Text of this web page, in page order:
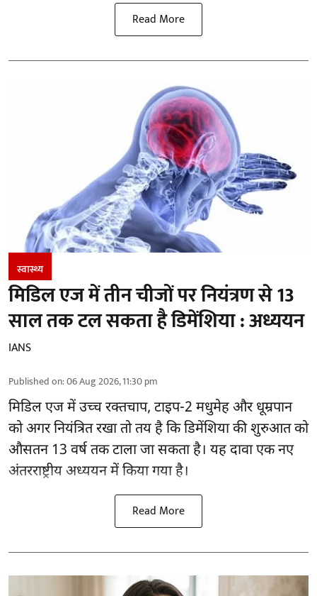
Read More
स्वास्थ्य
मिडिल एज में तीन चीजों पर नियंत्रण से 13
साल तक टल सकता है डिमेंशिया : अध्ययन
IANS
Published on:06 Aug 2026, 11:30 pm
मिडिल एज में उच्च रक्तचाप, टाइप-2 मधुमेह और धूम्रपान
को अगर नियंत्रित रखा तो तय है कि डिमेंशिया की शुरुआत को
औसतन 13 वर्ष तक टाला जा सकता है। यह दावा एक नए
अंतरराष्ट्रीयअध्ययनमें किया गया है।
Read More